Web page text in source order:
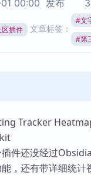
00:00 发布
插件 文章标签：
#文
#第
Tracker
件还没经过
，还有带详细统计